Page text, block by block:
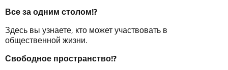
Всезаодним столом!?
Здесь вы узнаете, кто может участвовать в
общественной жизни.
Свободное пространство!?